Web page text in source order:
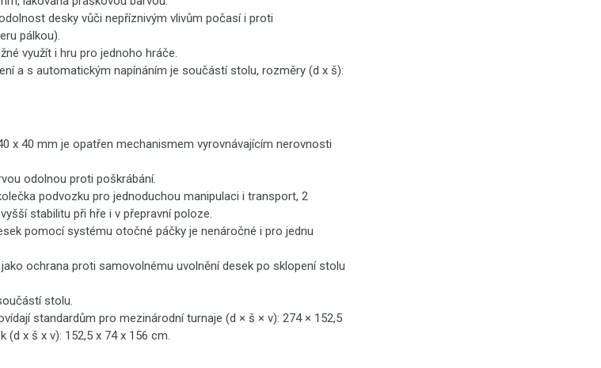
desky vůči nepříznivým vlivům počasí i proti
pálkou).
využít i hru pro jednoho hráče.
a s automatickým napínáním je součástí stolu, rozměry (d x š):
x 40 mm je opatřen mechanismem vyrovnávajícím nerovnosti
odolnou proti poškrábání.
podvozku pro jednoduchou manipulaci i transport, 2
stabilitu při hře i v přepravní poloze.
pomocí systému otočné páčky je nenáročné i pro jednu
ochrana proti samovolnému uvolnění desek po sklopení stolu
stolu.
standardům pro mezinárodní turnaje (d × š × v): 274 × 152,5
(d x š x v): 152,5 x 74 x 156 cm.